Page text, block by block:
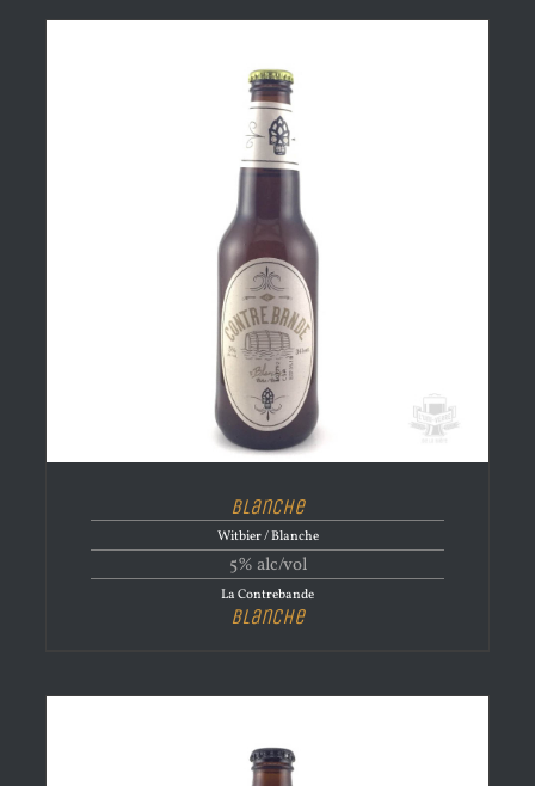
Blanche
Witbier / Blanche
5% alc/vol
La Contrebande
Blanche